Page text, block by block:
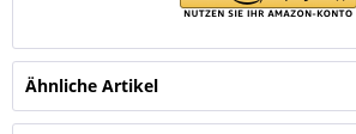
Ähnliche Artikel